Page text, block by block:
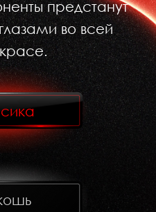
предстанут
во всей